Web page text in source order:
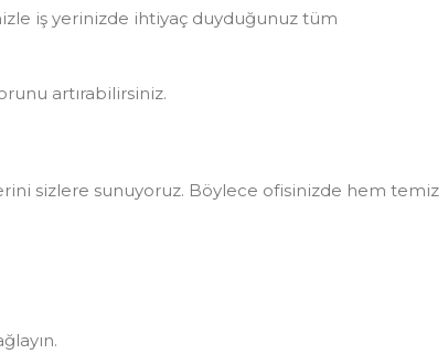
iş yerinizde ihtiyaç duyduğunuz tüm
artırabilirsiniz.
sizlere sunuyoruz. Böylece ofisinizde hem temiz